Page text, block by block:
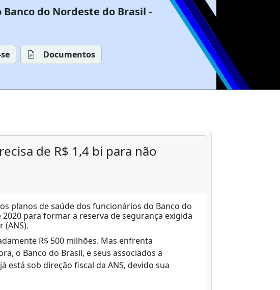
do Nordeste do Brasil -
Documentos
de R$ 1,4 bi para não
planos de saúde dos funcionários do Banco do
para formar a reserva de segurança exigida
(ANS).
R$ 500 milhões. Mas enfrenta
o Banco do Brasil, e seus associados a
está sob direção fiscal da ANS, devido sua